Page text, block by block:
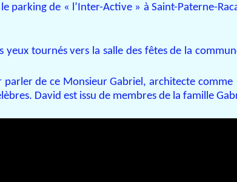
parking de « l’Inter-Active » à Saint-Paterne-
tournés vers la salle des fêtes de la
de ce Monsieur Gabriel, architecte
David est issu de membres de la famille